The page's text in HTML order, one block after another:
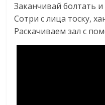
Заканчивай болтать
Сотри с лица тоску,
Раскачиваем зал с